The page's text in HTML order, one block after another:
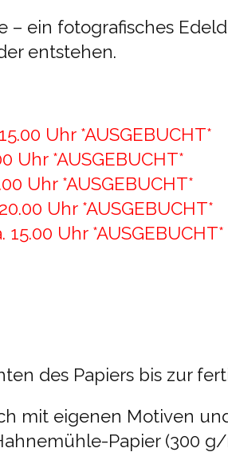
– ein fotografisches
entstehen.
Uhr *AUSGEBUCHT*
Uhr *AUSGEBUCHT*
Uhr *AUSGEBUCHT*
Uhr *AUSGEBUCHT*
Uhr *AUSGEBUCHT*
des Papiers bis zur
mit eigenen Motiven
Papier (300 g/